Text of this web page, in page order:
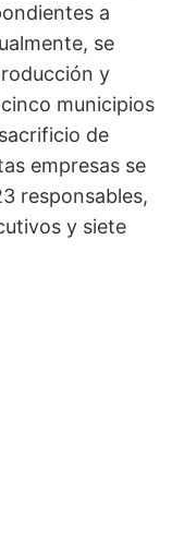
a
se
y
municipios
de
empresas se
responsables,
y siete